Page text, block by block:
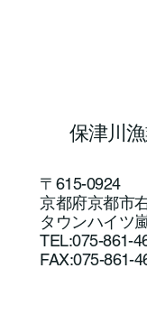
アユルア
保津川
〒615-0924
京都府京都市
タウンハイツ
TEL:075-861-
FAX:075-861-